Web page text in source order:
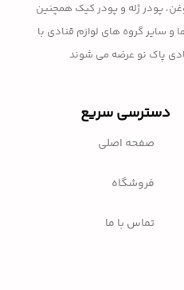
پودر ژله و پودر کیک همچنین
و سایر گروه های لوازم قنادی با
پاک نو عرضه می شوند
دسترسی سریع
صفحه اصلی
فروشگاه
تماس با ما